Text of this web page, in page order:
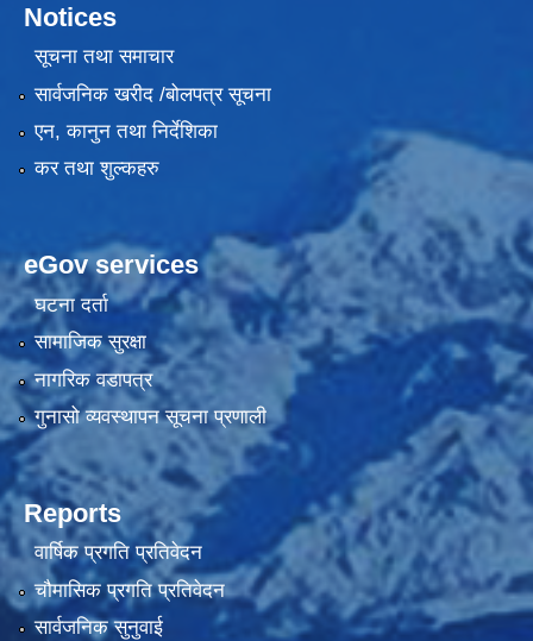
Notices
सूचना तथा समाचार
सार्वजनिक खरीद /बोलपत्र सूचना
एन, कानुन तथा निर्देशिका
कर तथा शुल्कहरु
eGov services
घटना दर्ता
सामाजिक सुरक्षा
नागरिक वडापत्र
गुनासो व्यवस्थापन सूचना प्रणाली
Reports
वार्षिक प्रगति प्रतिवेदन
चौमासिक प्रगति प्रतिवेदन
सार्वजनिक सुनुवाई